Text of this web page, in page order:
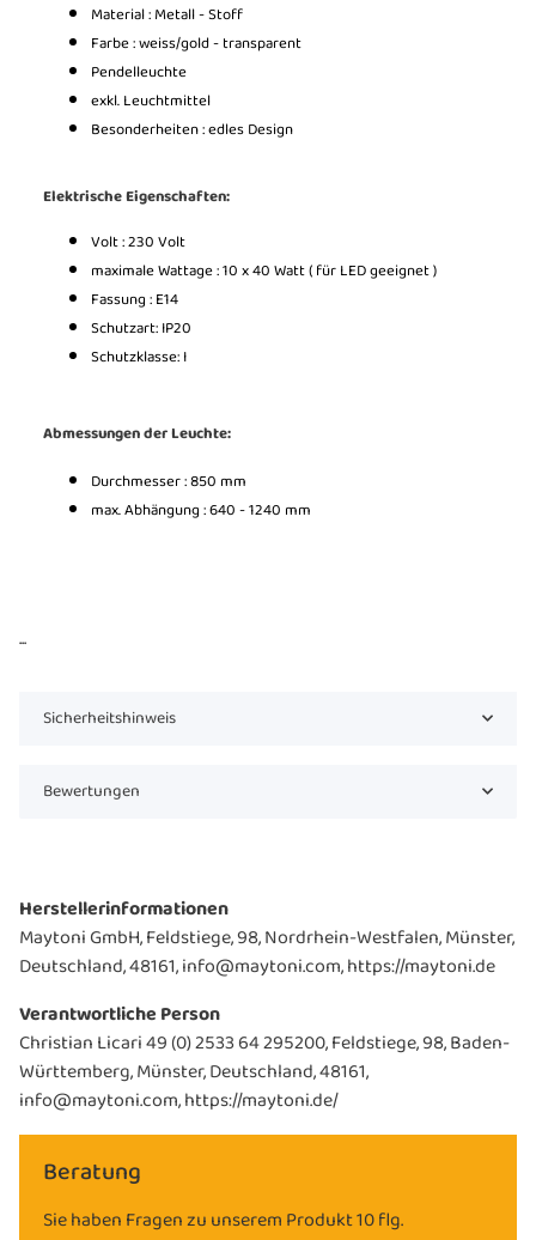
Material : Metall - Stoff
Farbe : weiss/gold - transparent
Pendelleuchte
exkl. Leuchtmittel
Besonderheiten : edles Design
Elektrische Eigenschaften:
Volt : 230 Volt
maximale Wattage : 10 x 40 Watt ( für LED geeignet )
Fassung : E14
Schutzart: IP20
Schutzklasse: I
Abmessungen der Leuchte:
Durchmesser : 850 mm
max. Abhängung : 640 - 1240 mm
...
Sicherheitshinweis
Bewertungen
Herstellerinformationen
Maytoni GmbH, Feldstiege, 98, Nordrhein-Westfalen, Münster,
Deutschland, 48161, info@maytoni.com, https://maytoni.de
Verantwortliche Person
Christian Licari 49 (0) 2533 64 295200, Feldstiege, 98, Baden-
Württemberg, Münster, Deutschland, 48161,
info@maytoni.com, https://maytoni.de/
Beratung
Sie haben Fragen zu unserem Produkt 10 flg.